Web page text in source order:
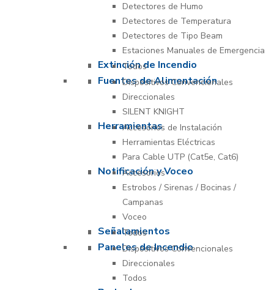
Detectores de Humo
Detectores de Temperatura
Detectores de Tipo Beam
Estaciones Manuales de Emergencia
Extinción de Incendio
Todos
Fuentes de Alimentación
Dispositivos Convencionales
Direccionales
SILENT KNIGHT
Herramientas
Accesorios de Instalación
Herramientas Eléctricas
Para Cable UTP (Cat5e, Cat6)
Notificación y Voceo
Accesorios
Estrobos / Sirenas / Bocinas /
Campanas
Voceo
Señalamientos
Todos
Paneles de Incendio
Dispositivos Convencionales
Direccionales
Todos